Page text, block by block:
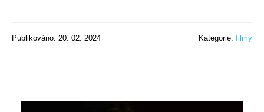
Publikováno: 20. 02. 2024 Kategorie: filmy